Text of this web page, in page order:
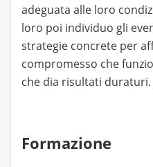
adeguata alle loro
loro poi individuo gli
strategie concrete per
compromesso che
che dia risultati duraturi.
Formazione